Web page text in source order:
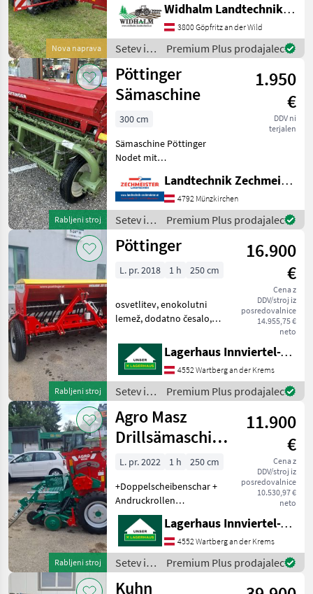
Nova naprava
neues Terminal,
Saatflusssensoren,
Worklight Pro,
Dinkelausstattung,
Widhalm Landtechnik GmbH
3800 Göpfritz an der Wild
Setev in
nega /
Horsch
Premium Plus prodajalec
Rabljeni stroj
Pöttinger
Sämaschine
1.950
€
DDV ni
terjalen
300 cm
Sämaschine Pöttinger
Nodet mit
Häckarzähler
konvencionalno, vlečni
lemež, podvozje, vklop
voznih stez, dodatno
česalo, : konvencionalno
Setev in
Landtechnik Zechmeister GmbH & Co KG
4792 Münzkirchen
Setev in
nega /
Pöttinger
Premium Plus prodajalec
Rabljeni stroj
Pöttinger
16.900
€
Cena z
DDV/stroj iz
posredovalnice
14.955,75 €
neto
L. pr. 2018 1 h 250 cm
osvetlitev, enokolutni
lemež, dodatno česalo,
nega Sejalnica
Lagerhaus Innviertel-Traunviertel-Urfahr eGen, Wartberg/Krems
4552 Wartberg an der Krems
Setev in
nega /
Pöttinger
Premium Plus prodajalec
Rabljeni stroj
Agro Masz
Drillsämaschine
2,5m
11.900
€
Cena z
DDV/stroj iz
posredovalnice
10.530,97 €
neto
L. pr. 2022 1 h
250 cm
+Doppelscheibenschar +
Andruckrollen
+Beleuchtung
+Fahrgassenschaltung +
Abdrehprobenset
+Feinsärad
+Mulchsaattauglich
osvetlitev, dvoploščni
Lagerhaus Innviertel-Traunviertel-Urfahr eGen, Wartberg/Krems
4552 Wartberg an der Krems
Setev in
nega /
Agro
Premium Plus prodajalec
Kuhn